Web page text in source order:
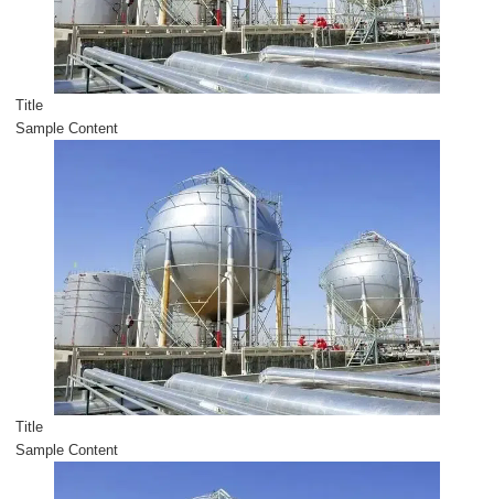
Title
Sample Content
Title
Sample Content